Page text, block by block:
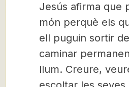
Jesús afirma que
món perquè els
ell puguin sortir
caminar
llum. Creure,